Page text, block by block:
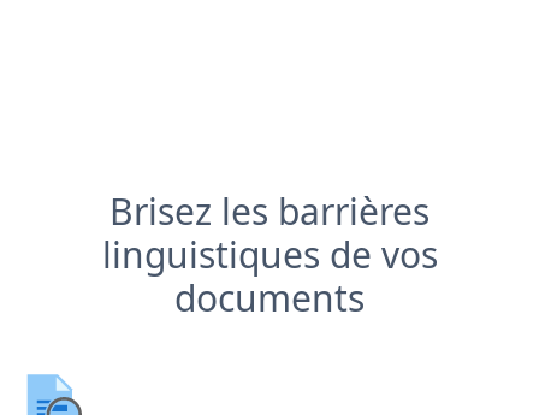
Brisez les barrières
linguistiques de vos
documents